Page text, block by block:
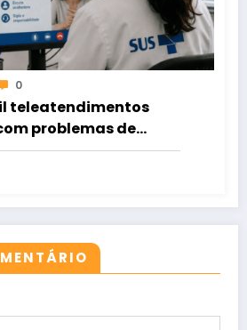
0
teleatendimentos
problemas de